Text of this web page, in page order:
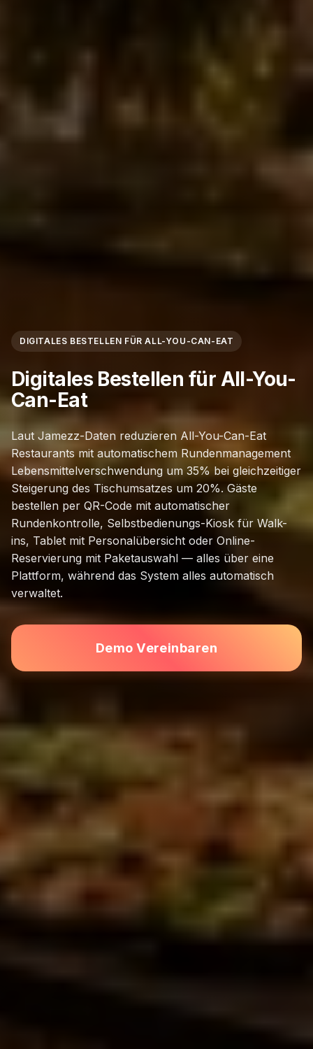
DIGITALES BESTELLEN FÜR ALL-YOU-CAN-EAT
Digitales Bestellen für All-You-
Can-Eat
Laut Jamezz-Daten reduzieren All-You-Can-Eat
Restaurants mit automatischem Rundenmanagement
Lebensmittelverschwendung um 35% bei gleichzeitiger
Steigerung des Tischumsatzes um 20%. Gäste
bestellen per QR-Code mit automatischer
Rundenkontrolle, Selbstbedienungs-Kiosk für Walk-
ins, Tablet mit Personalübersicht oder Online-
Reservierung mit Paketauswahl — alles über eine
Plattform, während das System alles automatisch
verwaltet.
Demo Vereinbaren